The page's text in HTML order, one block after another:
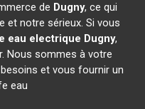
de Dugny, ce qui
et notre sérieux. Si vous
eau electrique Dugny,
Nous sommes à votre
et vous fournir un
eau